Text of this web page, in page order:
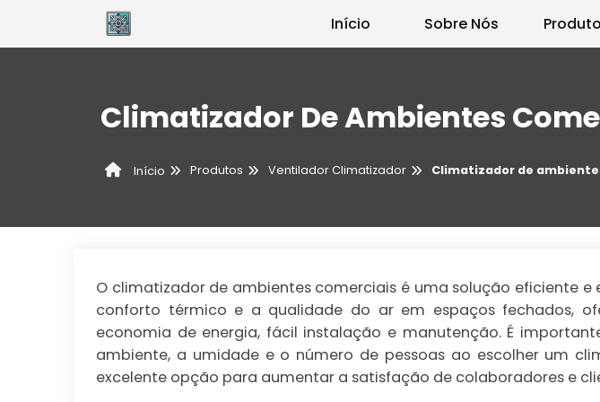
Início Sobre Nós
Climatizador De Ambientes
Início Produtos Ventilador Climatizador Climatizador de
O climatizador de ambientes comerciais é uma solução eficiente
conforto térmico e a qualidade do ar em espaços fechados,
economia de energia, fácil instalação e manutenção. É
ambiente, a umidade e o número de pessoas ao escolher um
excelente opção para aumentar a satisfação de colaboradores e